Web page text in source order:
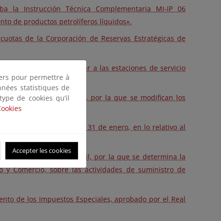
la Instrucción Técnica Complementaria MI-IP 06
de productos petrolíferos líquidos».
de la Corporación de Reservas Estratégicas de
mínimos a aplicar a las estaciones de servicio
Energética y Minas, por la que se modifican los
Decreto 61/2006, de 31 de enero, en lo relativo al
1201/2006, de 19 de abril, por la que se determina la
Comercio, sobre las actividades de suministro de
de los Impuestos Especiales, aprobado por el Real
pour permettre à
statistiques de
de cookies qu’il
Accepter les cookies